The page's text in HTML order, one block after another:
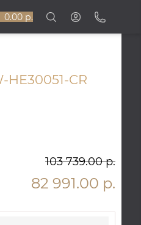
0.00 р.
HE30051-CR
103 739.00 р.
82 991.00 р.